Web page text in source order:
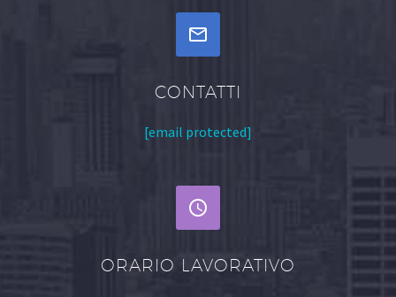


CONTATTI
[email protected]


ORARIO LAVORATIVO